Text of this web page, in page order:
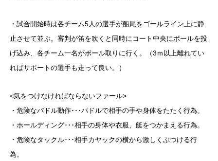
・試合開始時は各チーム5⼈の選⼿が船尾をゴールライン上に静
⽌させて並ぶ。審判が笛を吹くと同時にコート中央にボールを投
げ込み、各チーム⼀名がボール取りに⾏く。（3ｍ以上離れてい
ればサポートの選⼿も⾛って良い。）
<気をつけなければならないファール>
・危険なパドル動作･･･パドルで相手の手や身体をたたく行為。
・ホールディング･･･相手の身体や衣服、艇をつかまえる行為。
・危険なタックル･･･相手カヤックの横から激しくぶつける行
為。